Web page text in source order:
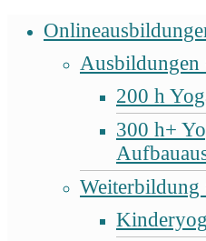
Ausbildungen
200 h
300 h+
Weiterbildung